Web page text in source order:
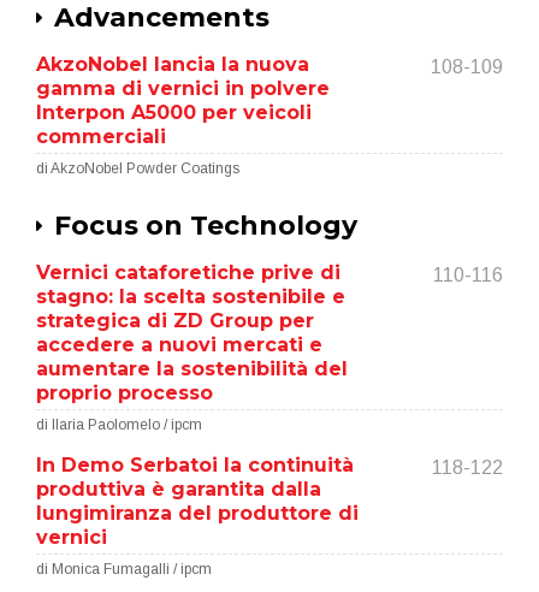
Advancements
AkzoNobel lancia la nuova
gamma di vernici in polvere
Interpon A5000 per veicoli
commerciali
108-109
di AkzoNobel Powder Coatings
Focus on Technology
Vernici cataforetiche prive di
stagno: la scelta sostenibile e
strategica di ZD Group per
accedere a nuovi mercati e
aumentare la sostenibilità del
proprio processo
110-116
di Ilaria Paolomelo / ipcm
In Demo Serbatoi la continuità
produttiva è garantita dalla
lungimiranza del produttore di
vernici
118-122
di Monica Fumagalli / ipcm